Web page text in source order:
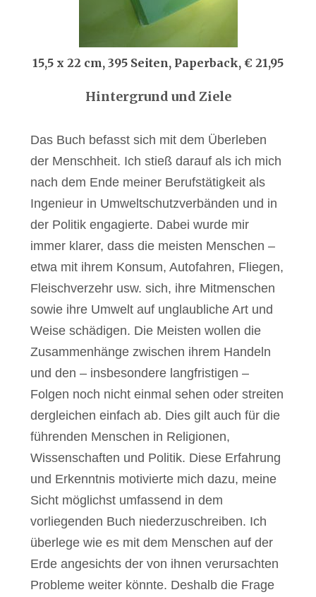
15,5 x 22 cm, 395 Seiten, Paperback, € 21,95
Hintergrund und Ziele
Das Buch befasst sich mit dem Überleben
der Menschheit. Ich stieß darauf als ich mich
nach dem Ende meiner Berufstätigkeit als
Ingenieur in Umweltschutzverbänden und in
der Politik engagierte. Dabei wurde mir
immer klarer, dass die meisten Menschen –
etwa mit ihrem Konsum, Autofahren, Fliegen,
Fleischverzehr usw. sich, ihre Mitmenschen
sowie ihre Umwelt auf unglaubliche Art und
Weise schädigen. Die Meisten wollen die
Zusammenhänge zwischen ihrem Handeln
und den – insbesondere langfristigen –
Folgen noch nicht einmal sehen oder streiten
dergleichen einfach ab. Dies gilt auch für die
führenden Menschen in Religionen,
Wissenschaften und Politik. Diese Erfahrung
und Erkenntnis motivierte mich dazu, meine
Sicht möglichst umfassend in dem
vorliegenden Buch niederzuschreiben. Ich
überlege wie es mit dem Menschen auf der
Erde angesichts der von ihnen verursachten
Probleme weiter könnte. Deshalb die Frage